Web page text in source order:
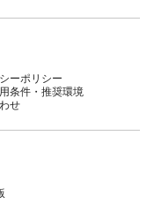
ーポリシー
条件・推奨環境
せ